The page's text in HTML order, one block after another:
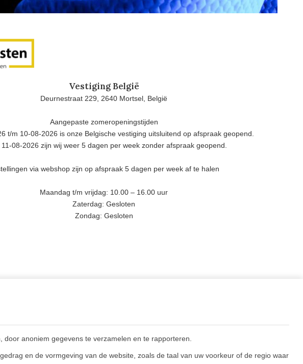
anoniem gegevens te verzamelen en te rapporteren.
en de vormgeving van de website, zoals de taal van uw voorkeur of de regio waar
Vestiging België
Deurnestraat 229, 2640 Mortsel, België
Aangepaste zomeropeningstijden
t/m 10-08-2026 is onze Belgische vestiging uitsluitend op afspraak geopend.
11-08-2026 zijn wij weer 5 dagen per week zonder afspraak geopend.
via webshop zijn op afspraak 5 dagen per week af te halen
Maandag t/m vrijdag: 10.00 – 16.00 uur
Zaterdag: Gesloten
Zondag: Gesloten
voorwaarden
vragen